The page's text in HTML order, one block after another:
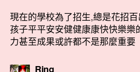
現在的學校為了招生,總是花招
孩子平平安安健健康康快快樂樂
力甚至成果或許都不是那麼重要
Ring表